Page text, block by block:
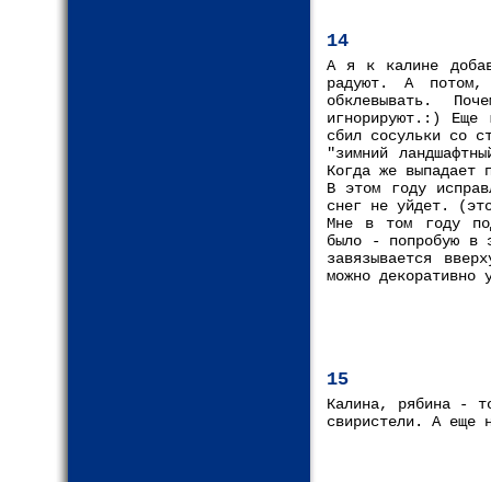
14
А я к калине
радуют. А потом,
обклевывать.
игнорируют.:) Еще
сбил сосульки со
"зимний
Когда же выпадает
В этом году
снег не уйдет.
Мне в том году
было - попробую в
завязывается
можно декоративно
15
Калина, рябина -
свиристели. А еще